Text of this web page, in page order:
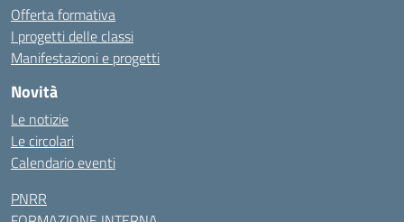
Offerta formativa
I progetti delle classi
Manifestazioni e progetti
Novità
Le notizie
Le circolari
Calendario eventi
PNRR